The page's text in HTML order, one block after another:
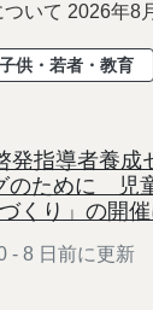
いて 2026年8
子供・若者・教育
発指導者養成
のために 児
くり」の開
- 8 日前に更新